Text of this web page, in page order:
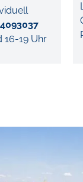
16-19 Uhr